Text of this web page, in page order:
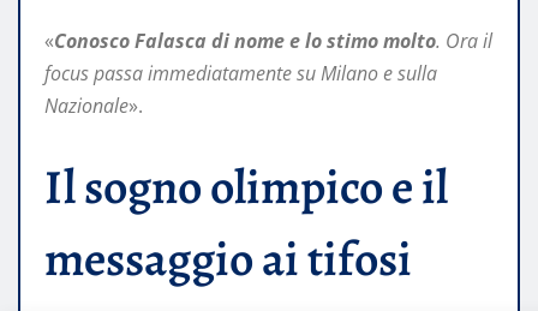
«Conosco Falasca di nome e lo stimo molto. Ora il
focus passa immediatamente su Milano e sulla
Nazionale».
Il sogno olimpico e il
messaggio ai tifosi